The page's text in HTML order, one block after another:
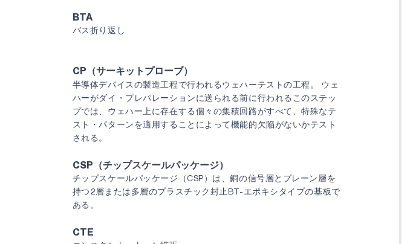
BTA
バス折り返し
CP（サーキットプローブ）
半導体デバイスの製造工程で行われるウェハーテストの工程。 ウェ
ハーがダイ・プレパレーションに送られる前に行われるこのステッ
プでは、ウェハー上に存在する個々の集積回路がすべて、特殊なテ
スト・パターンを適用することによって機能的欠陥がないかテスト
される。
CSP（チップスケールパッケージ）
チップスケールパッケージ（CSP）は、銅の信号層とプレーン層を
持つ2層または多層のプラスチック封止BT-エポキシタイプの基板で
ある。
CTE